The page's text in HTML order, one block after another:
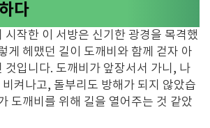
다
시작한 이 서방은 신기한 광경을 목격했
게 헤맸던 길이 도깨비와 함께 걷자 아
것입니다. 도깨비가 앞장서서 가니, 나
켜나고, 돌부리도 방해가 되지 않았습
도깨비를 위해 길을 열어주는 것 같았